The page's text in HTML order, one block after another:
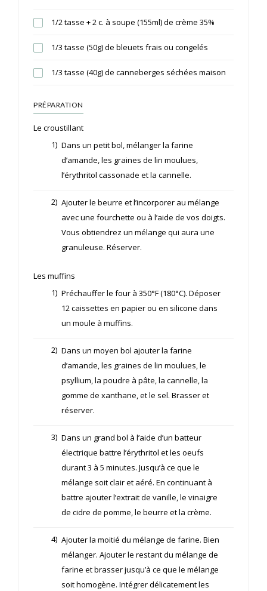
1/2 tasse + 2 c. à soupe (155ml) de crème 35%
1/3 tasse (50g) de bleuets frais ou congelés
1/3 tasse (40g) de canneberges séchées maison
PRÉPARATION
Le croustillant
1) Dans un petit bol, mélanger la farine
d’amande, les graines de lin moulues,
l’érythritol cassonade et la cannelle.
2) Ajouter le beurre et l’incorporer au mélange
avec une fourchette ou à l’aide de vos doigts.
Vous obtiendrez un mélange qui aura une
granuleuse. Réserver.
Les muffins
1) Préchauffer le four à 350°F (180°C). Déposer
12 caissettes en papier ou en silicone dans
un moule à muffins.
2) Dans un moyen bol ajouter la farine
d’amande, les graines de lin moulues, le
psyllium, la poudre à pâte, la cannelle, la
gomme de xanthane, et le sel. Brasser et
réserver.
3) Dans un grand bol à l’aide d’un batteur
électrique battre l’érythritol et les oeufs
durant 3 à 5 minutes. Jusqu’à ce que le
mélange soit clair et aéré. En continuant à
battre ajouter l’extrait de vanille, le vinaigre
de cidre de pomme, le beurre et la crème.
4) Ajouter la moitié du mélange de farine. Bien
mélanger. Ajouter le restant du mélange de
farine et brasser jusqu’à ce que le mélange
soit homogène. Intégrer délicatement les